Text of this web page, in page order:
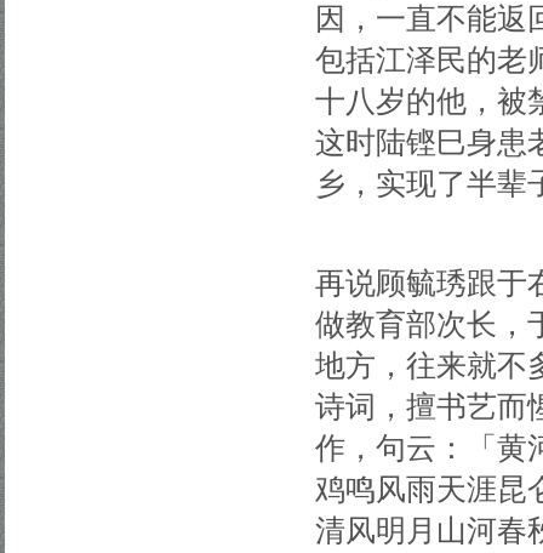
因，一直不能返
包括江泽民的老
十八岁的他，被
这时陆铿巳身患
乡，实现了半辈
再说顾毓琇跟于
做教育部次长，
地方，往来就不
诗词，擅书艺而
作，句云：「黄
鸡鸣风雨天涯昆
清风明月山河春